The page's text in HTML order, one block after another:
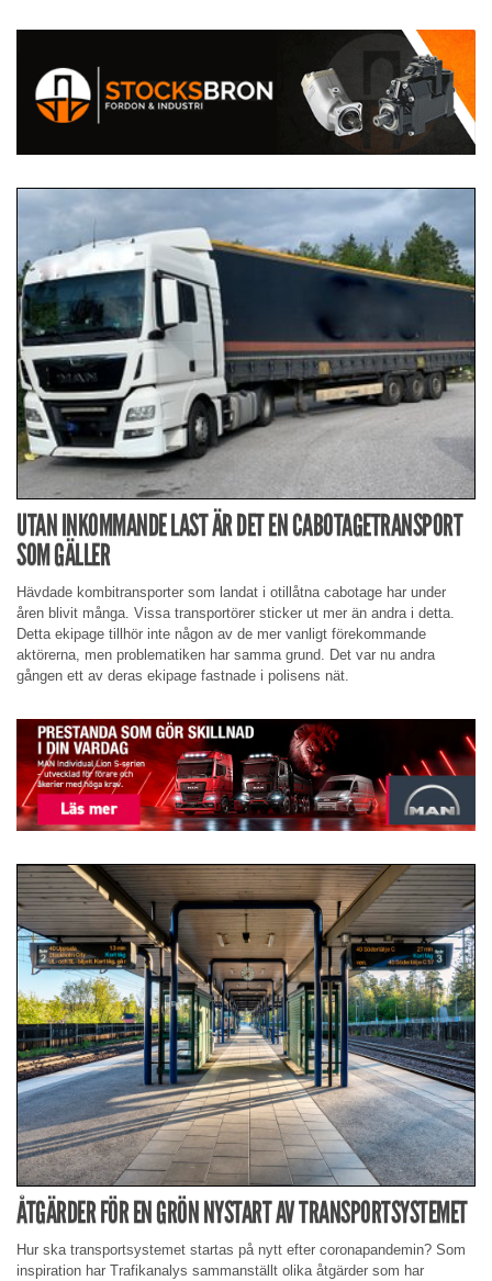
UTAN INKOMMANDE LAST ÄR DET EN CABOTAGETRANSPORT
SOM GÄLLER
Hävdade kombitransporter som landat i otillåtna cabotage har under
åren blivit många. Vissa transportörer sticker ut mer än andra i detta.
Detta ekipage tillhör inte någon av de mer vanligt förekommande
aktörerna, men problematiken har samma grund. Det var nu andra
gången ett av deras ekipage fastnade i polisens nät.
ÅTGÄRDER FÖR EN GRÖN NYSTART AV TRANSPORTSYSTEMET
Hur ska transportsystemet startas på nytt efter coronapandemin? Som
inspiration har Trafikanalys sammanställt olika åtgärder som har